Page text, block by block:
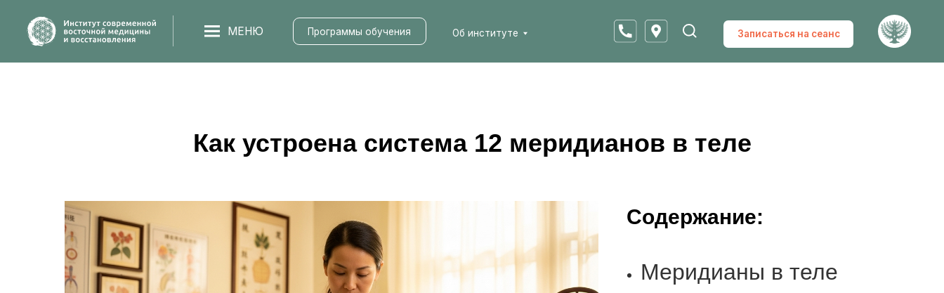
Программы обучения Записаться на сеанс
Об институте
МЕНЮ
Как устроена система 12 меридианов в теле
Содержание:
Меридианы в теле